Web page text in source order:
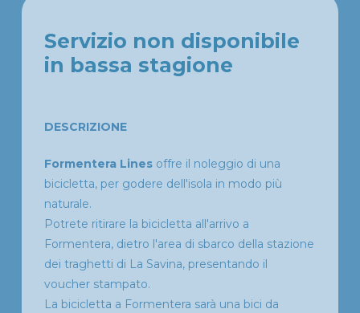
Servizio non disponibile
in bassa stagione
DESCRIZIONE
Formentera Linesoffre il noleggio di una
bicicletta, per godere dell'isola in modo più
naturale.
Potrete ritirare la bicicletta all'arrivo a
Formentera, dietro l'area di sbarco della stazione
dei traghetti di La Savina, presentando il
voucher stampato.
La bicicletta a Formentera sarà una bici da